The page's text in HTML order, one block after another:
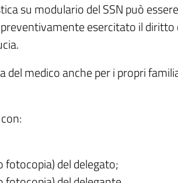
su modulario del SSN può
esercitato il diritto
del medico anche per i propri
del delegato;